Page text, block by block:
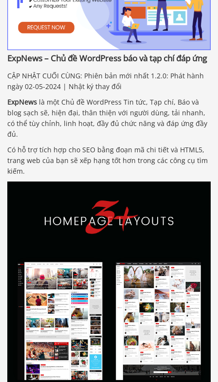
ExpNews – Chủ đề WordPress báo và tạp chí đáp ứng
CẬP NHẬT CUỐI CÙNG: Phiên bản mới nhất 1.2.0: Phát hành
ngày 02-05-2024 | Nhật ký thay đổi
ExpNews là một Chủ đề WordPress Tin tức, Tạp chí, Báo và
blog sạch sẽ, hiện đại, thân thiện với người dùng, tải nhanh,
có thể tùy chỉnh, linh hoạt, đầy đủ chức năng và đáp ứng đầy
đủ.
Có hỗ trợ tích hợp cho SEO bằng đoạn mã chi tiết và HTML5,
trang web của bạn sẽ xếp hạng tốt hơn trong các công cụ tìm
kiếm.